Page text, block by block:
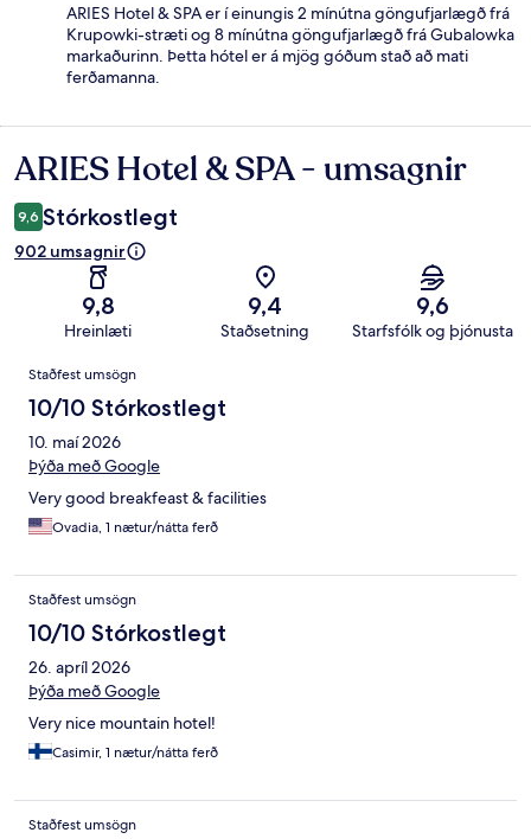
ARIES Hotel & SPA er í einungis 2 mínútna göngufjarlægð frá
Krupowki-stræti og 8 mínútna göngufjarlægð frá Gubalowka
markaðurinn. Þetta hótel er á mjög góðum stað að mati
ferðamanna.
Umsagnir
ARIES Hotel & SPA - umsagnir
9,6 Stórkostlegt
902 umsagnir
9,8
Hreinlæti
9,4
Staðsetning
9,6
Starfsfólk og þjónusta
Umsagnir
Staðfest umsögn
10/10 Stórkostlegt
10. maí 2026
Þýða með Google
Very good breakfeast & facilities
Ovadia, 1 nætur/nátta ferð
Staðfest umsögn
10/10 Stórkostlegt
26. apríl 2026
Þýða með Google
Very nice mountain hotel!
Casimir, 1 nætur/nátta ferð
Staðfest umsögn